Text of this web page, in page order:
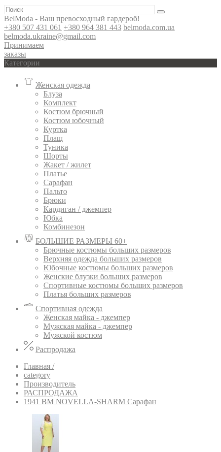
BelModa - Ваш превосходный гардероб!
+380 507 431 061 +380 964 381 443 belmoda.com.ua
belmoda.ukraine@gmail.com
Принимаем
заказы
Категории
Женская одежда
Блуза
Комплект
Костюм брючный
Костюм юбочный
Куртка
Плащ
Туника
Шорты
Жакет / жилет
Платье
Сарафан
Пальто
Брюки
Кардиган / джемпер
Юбка
Комбинезон
БОЛЬШИЕ РАЗМЕРЫ 60+
Брючные костюмы больших размеров
Верхняя одежда больших размеров
Юбочные костюмы больших размеров
Женские блузки больших размеров
Спортивные костюмы больших размеров
Платья больших размеров
Спортивная одежда
Женская майка - джемпер
Мужская майка - джемпер
Мужской костюм
Распродажа
Главная /
category
Производитель
РАСПРОДАЖА
1941 BM NOVELLA-SHARM Сарафан